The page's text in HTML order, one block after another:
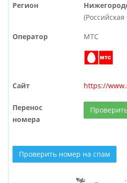
Регион
Оператор МТС
Сайт https://
Перенос
номера
Проверить номер на спам